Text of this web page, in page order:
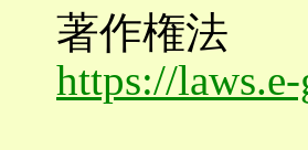
著作権法
https://